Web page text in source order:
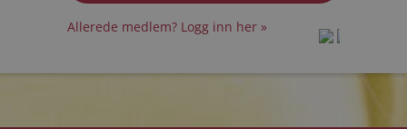
Allerede medlem? Logg inn her »